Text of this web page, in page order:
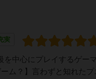
実
中心にプレイするゲー
ム？】言わずと知れた